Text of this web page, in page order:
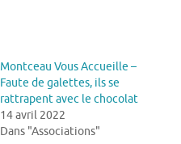
Montceau Vous Accueille –
Faute de galettes, ils se
rattrapent avec le chocolat
14 avril 2022
Dans "Associations"